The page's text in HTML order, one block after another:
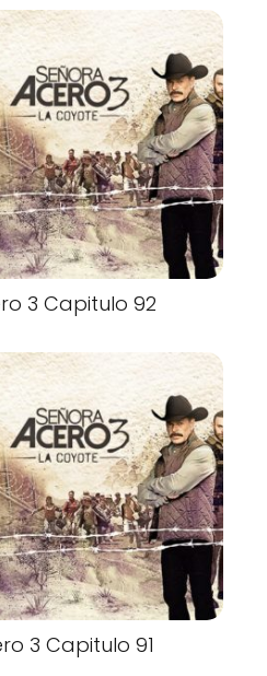
3 Capitulo 92
3 Capitulo 91